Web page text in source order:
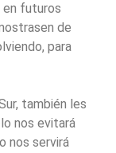
en futuros
de
para
también les
nos evitará
nos servirá